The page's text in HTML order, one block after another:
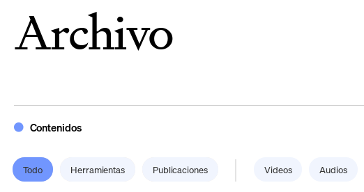
Archivo
Contenidos
Todo Herramientas Publicaciones Videos Audios